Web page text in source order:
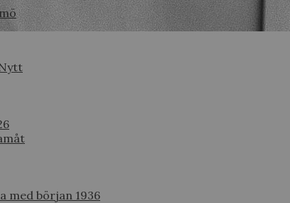
med början 1936